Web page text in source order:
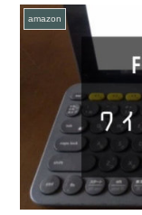
amazon